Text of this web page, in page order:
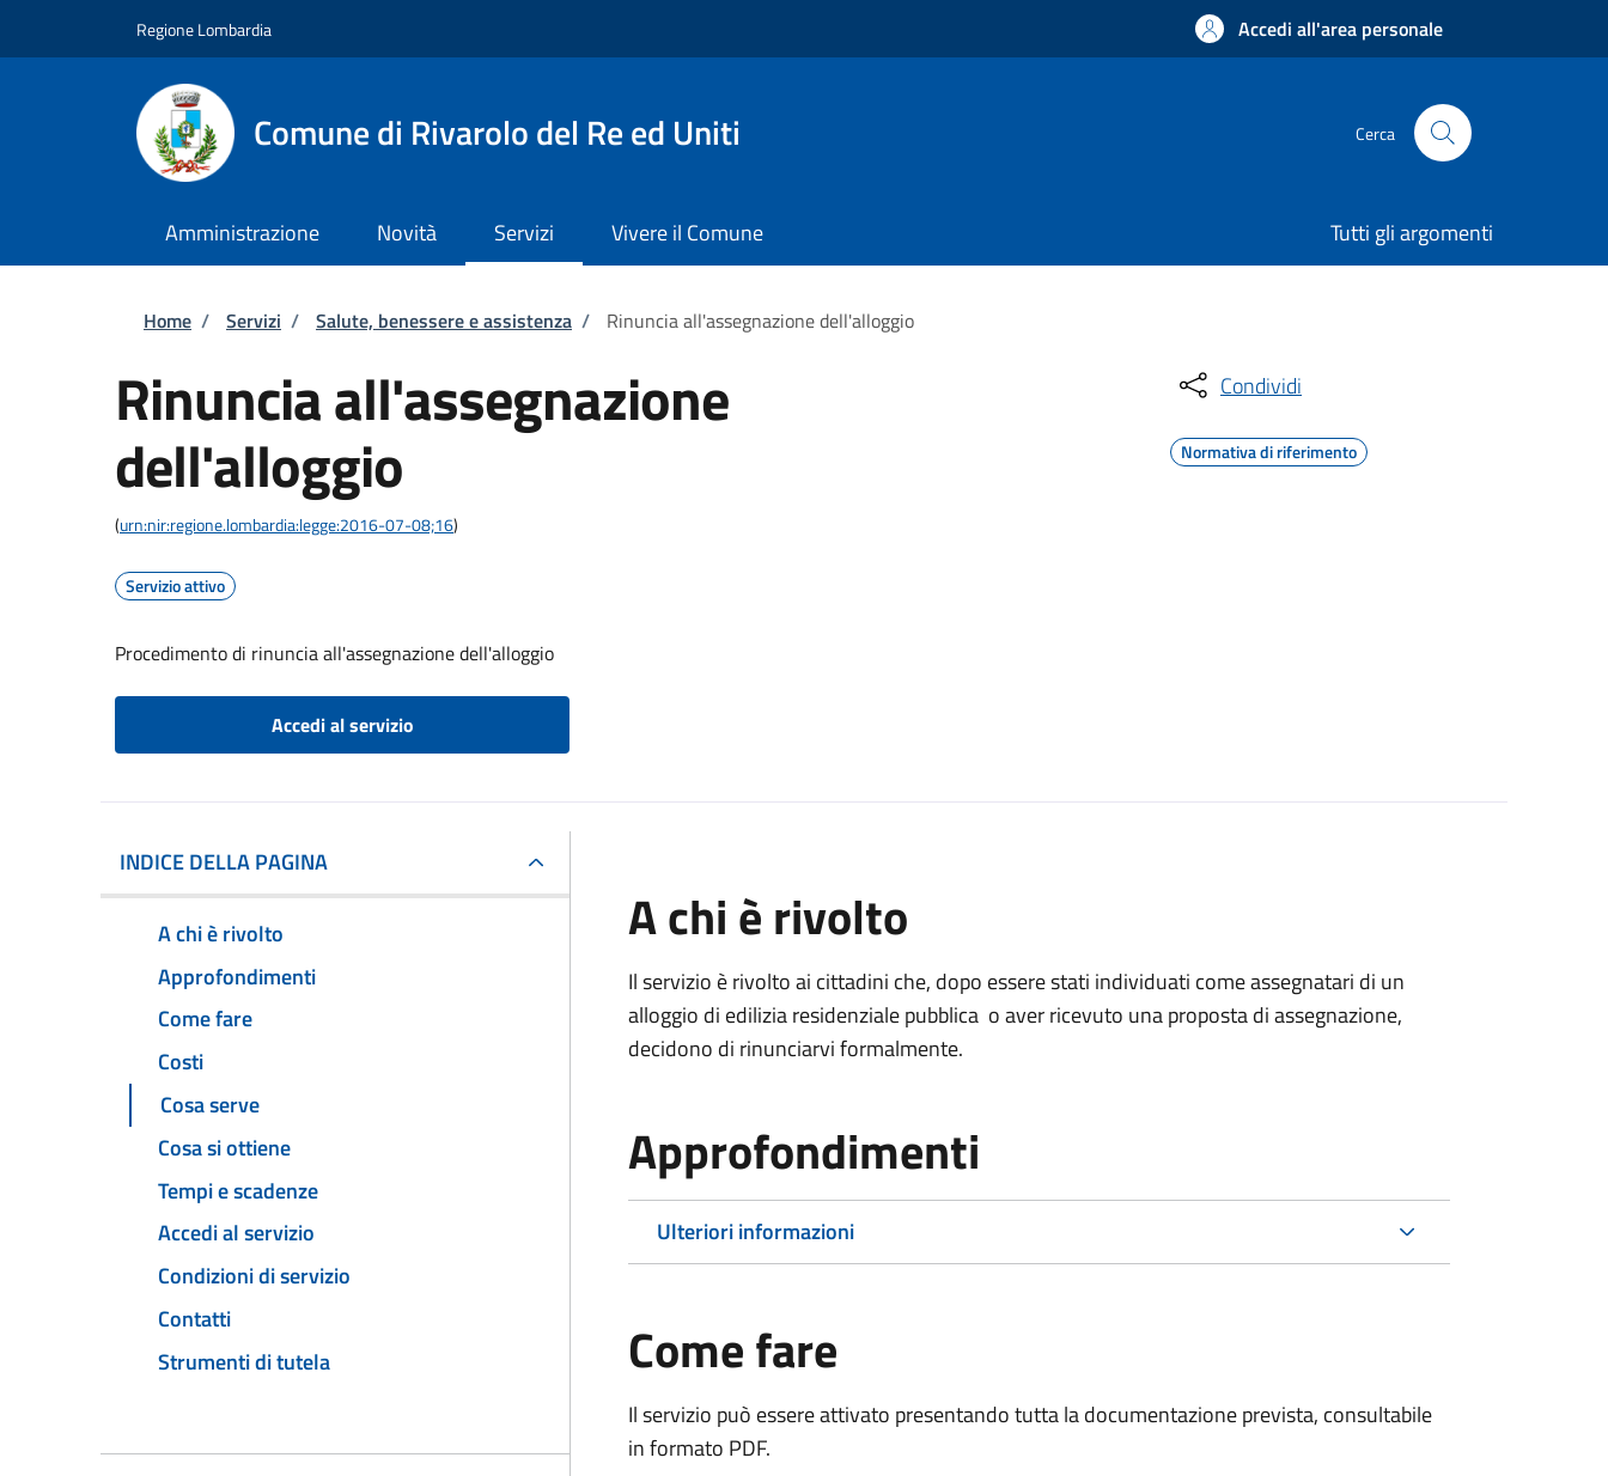
Regione Lombardia Accedi all'area personale
Comune di Rivarolo del Re ed Uniti Cerca
Amministrazione Novità Servizi Vivere il Comune Tutti gli argomenti
Briciole di pane
Home / Servizi / Salute, benessere e assistenza / Rinuncia all'assegnazione dell'alloggio
Rinuncia all'assegnazione
dell'alloggio
(urn:nir:regione.lombardia:legge:2016-07-08;16)
Servizio attivo
Procedimento di rinuncia all'assegnazione dell'alloggio
Accedi al servizio
Condividi
Normativa di riferimento
INDICE DELLA PAGINA
A chi è rivolto
Approfondimenti
Come fare
Costi
Cosa serve
Cosa si ottiene
Tempi e scadenze
Accedi al servizio
Condizioni di servizio
Contatti
Strumenti di tutela
A chi è rivolto
Il servizio è rivolto ai cittadini che, dopo essere stati individuati come assegnatari di un
alloggio di edilizia residenziale pubblica o aver ricevuto una proposta di assegnazione,
decidono di rinunciarvi formalmente.
Approfondimenti
Ulteriori informazioni
Come fare
Il servizio può essere attivato presentando tutta la documentazione prevista, consultabile
in formato PDF.